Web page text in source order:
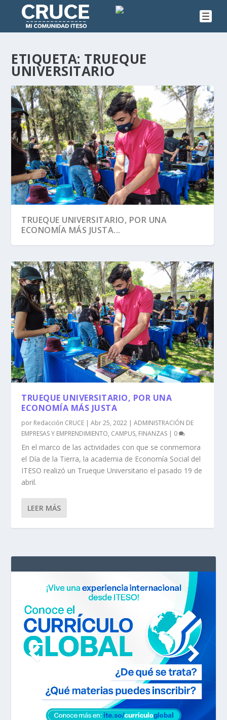
ETIQUETA: TRUEQUE
UNIVERSITARIO
TRUEQUE UNIVERSITARIO, POR UNA
ECONOMÍA MÁS JUSTA...
TRUEQUE UNIVERSITARIO, POR UNA
ECONOMÍA MÁS JUSTA
por Redacción CRUCE |Abr 25, 2022 |ADMINISTRACIÓN DE
EMPRESAS Y EMPRENDIMIENTO, CAMPUS, FINANZAS | 0
En el marco de las actividades con que se conmemora
el Día de la Tierra, la academia de Economía Social del
ITESO realizó un Trueque Universitario el pasado 19 de
abril.
LEER MÁS